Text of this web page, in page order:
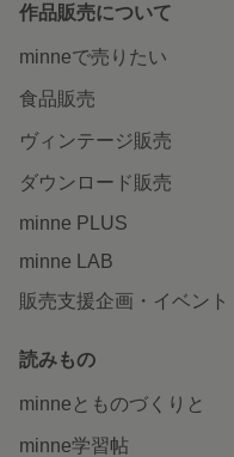
作品販売について
minneで売りたい
食品販売
ヴィンテージ販売
ダウンロード販売
minne PLUS
minne LAB
販売支援企画・イベント
読みもの
minneとものづくりと
minne学習帖